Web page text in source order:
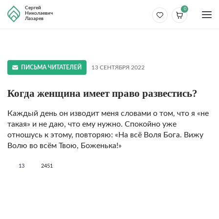
Сергей
Николаевич
Лазарев
0
ПИСЬМА ЧИТАТЕЛЕЙ 13 СЕНТЯБРЯ 2022
Когда женщина имеет право развестись?
Каждый день он изводит меня словами о том, что я «не
такая» и не даю, что ему нужно. Спокойно уже
отношусь к этому, повторяю: «На всё Воля Бога. Вижу
Волю во всём Твою, Боженька!»
13 2451